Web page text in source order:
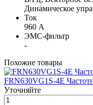
Динамическое
Ток
960 А
ЭМС-фильтр
-
Похожие товары
FRN630VG1S-4E
Уточняйте